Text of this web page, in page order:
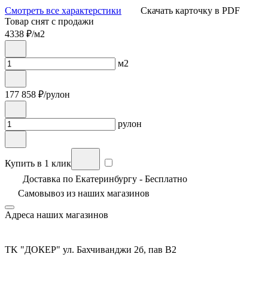
Смотреть все характерстики
Скачать карточку в PDF
Товар снят с продажи
4338 ₽/м2
м2
177 858 ₽/рулон
рулон
Купить в 1 клик
Доставка по Екатеринбургу - Бесплатно
Самовывоз из наших магазинов
Адреса наших магазинов
TK "ДОКЕР" ул. Бахчиванджи 2б, пав В2